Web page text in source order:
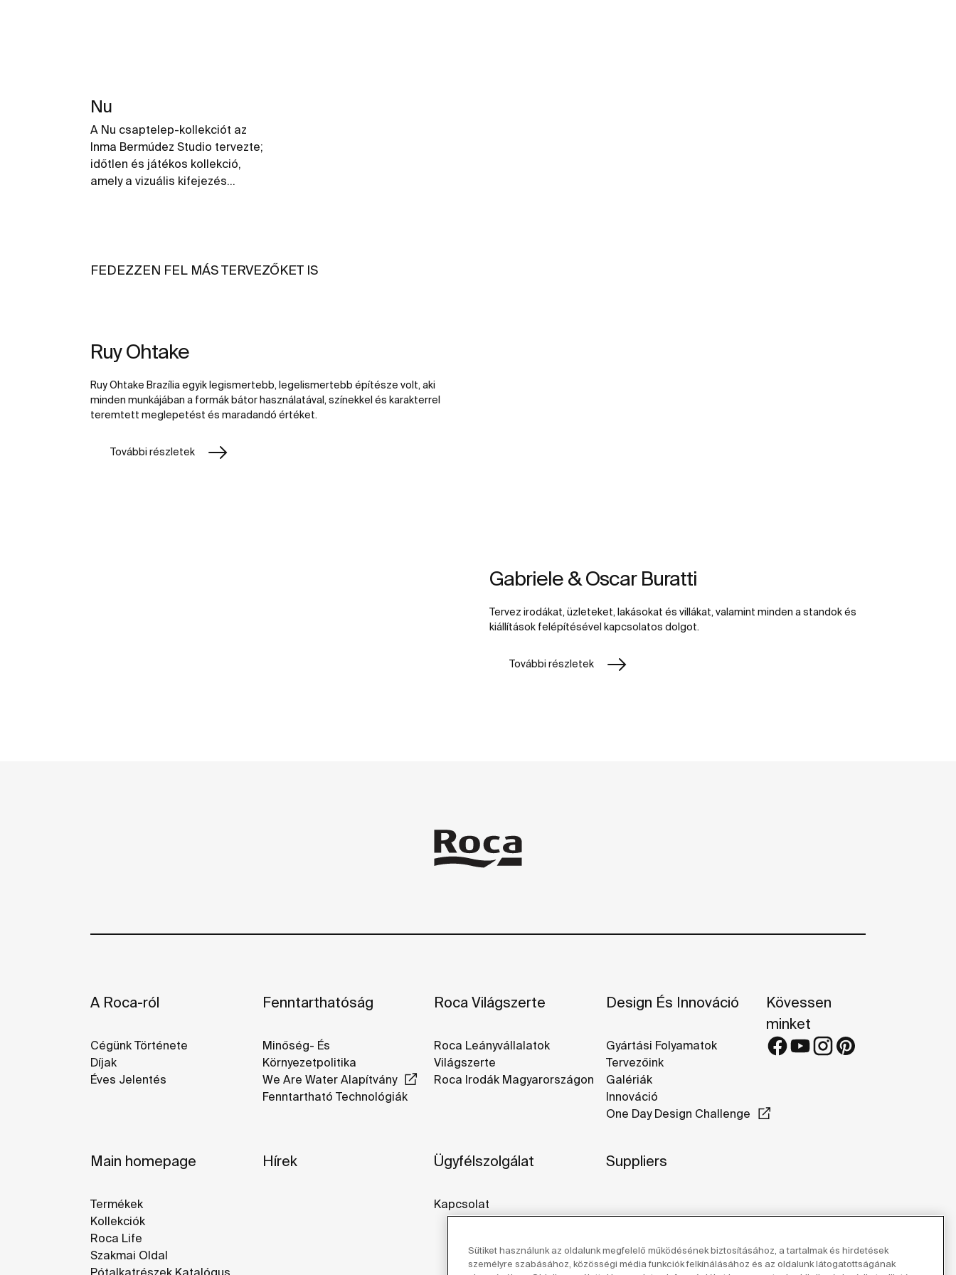
Nu
A Nu csaptelep-kollekciót az
Inma Bermúdez Studio tervezte;
időtlen és játékos kollekció,
amely a vizuális kifejezés
lehetővé teszi a fürdőszobai tér
FEDEZZEN FEL MÁS TERVEZŐKET IS
Ruy Ohtake
Ruy Ohtake Brazília egyik legismertebb, legelismertebb építésze volt, aki
minden munkájában a formák bátor használatával, színekkel és karakterrel
teremtett meglepetést és maradandó értéket.
További részletek
Gabriele & Oscar Buratti
Tervez irodákat, üzleteket, lakásokat és villákat, valamint minden a standok és
kiállítások felépítésével kapcsolatos dolgot.
További részletek
A Roca-ról
Cégünk Története
Díjak
Éves Jelentés
Fenntarthatóság
Minőség- És
Környezetpolitika
We Are Water Alapítvány
Fenntartható Technológiák
Roca Világszerte
Roca Leányvállalatok
Világszerte
Roca Irodák Magyarországon
Design És Innováció
Gyártási Folyamatok
Tervezőink
Galériák
Innováció
One Day Design Challenge
Main homepage
Termékek
Kollekciók
Roca Life
Szakmai Oldal
Pótalkatrészek Katalógus
Hírek Ügyfélszolgálat
Kapcsolat
Suppliers
Kövessen
minket
Sütiket használunk az oldalunk megfelelő működésének biztosításához, a tartalmak és hirdetések
személyre szabásához, közösségi média funkciók felkínálásához és az oldalunk látogatottságának